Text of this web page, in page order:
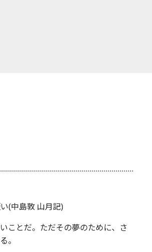
(中島敦 山月記)
ことだ。ただその夢のために、さ
。